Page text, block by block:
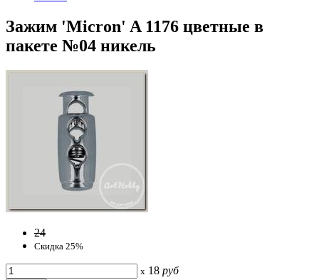
Зажим 'Micron' A 1176 цветные в
пакете №04 никель
24
Скидка 25%
x 18 руб